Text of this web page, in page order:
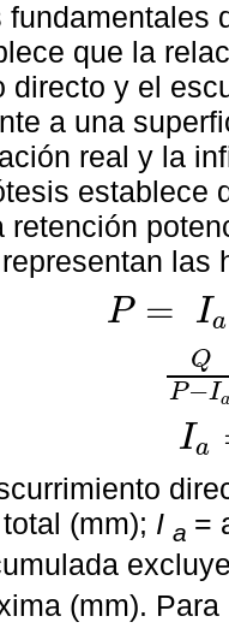
fundamentales
que la
directo y el
a una
real y la
establece
retención
representan las
P = Ia
P= +F+
Q
P−Ia
QP-Ia=F
Ia
Ia =λ
(mm); I a =
(mm).